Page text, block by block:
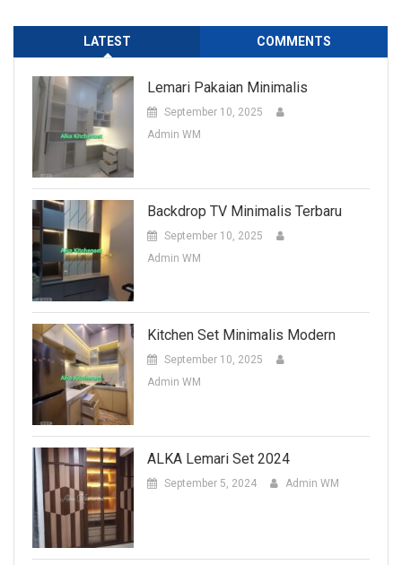
LATEST COMMENTS
Lemari Pakaian Minimalis
September 10, 2025
Admin WM
Backdrop TV Minimalis Terbaru
September 10, 2025
Admin WM
Kitchen Set Minimalis Modern
September 10, 2025
Admin WM
ALKA Lemari Set 2024
September 5, 2024 Admin WM